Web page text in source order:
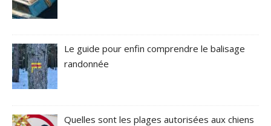
Le guide pour enfin comprendre le balisage
randonnée
Quelles sont les plages autorisées aux chiens